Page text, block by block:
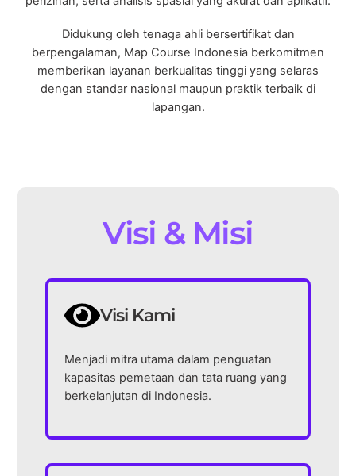
Didukung oleh tenaga ahli bersertifikat dan
berpengalaman, Map Course Indonesia berkomitmen
memberikan layanan berkualitas tinggi yang selaras
dengan standar nasional maupun praktik terbaik di
lapangan.
Visi & Misi
Visi Kami
Menjadi mitra utama dalam penguatan
kapasitas pemetaan dan tata ruang yang
berkelanjutan di Indonesia.